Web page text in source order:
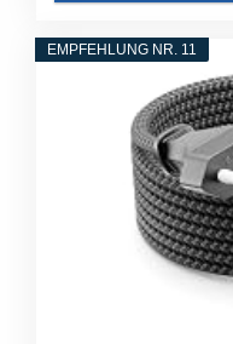
EMPFEHLUNG NR. 11